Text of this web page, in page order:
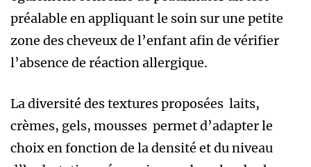
préalable en appliquant le soin sur une petite
zone des cheveux de l’enfant afin de vérifier
l’absence de réaction allergique.
La diversité des textures proposées laits,
crèmes, gels, mousses permet d’adapter le
choix en fonction de la densité et du niveau